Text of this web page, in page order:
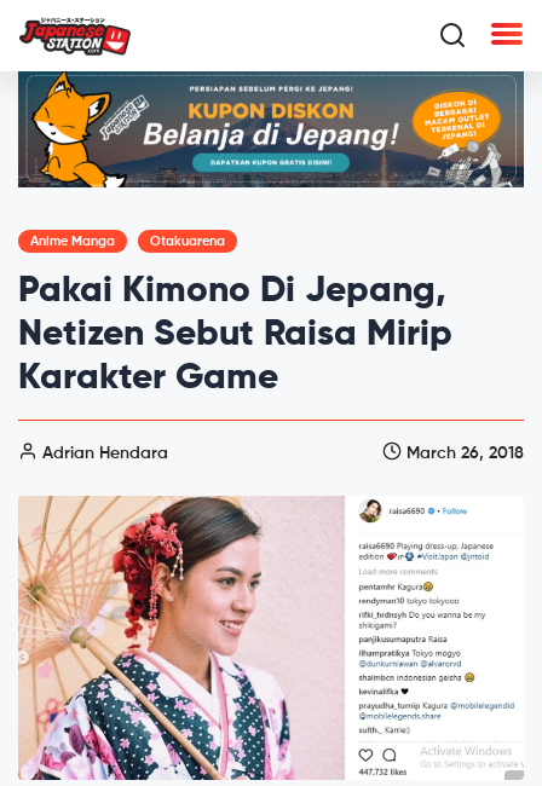
Anime Manga Otakuarena
Pakai Kimono Di Jepang,
Netizen Sebut Raisa Mirip
Karakter Game
Adrian Hendara March 26, 2018